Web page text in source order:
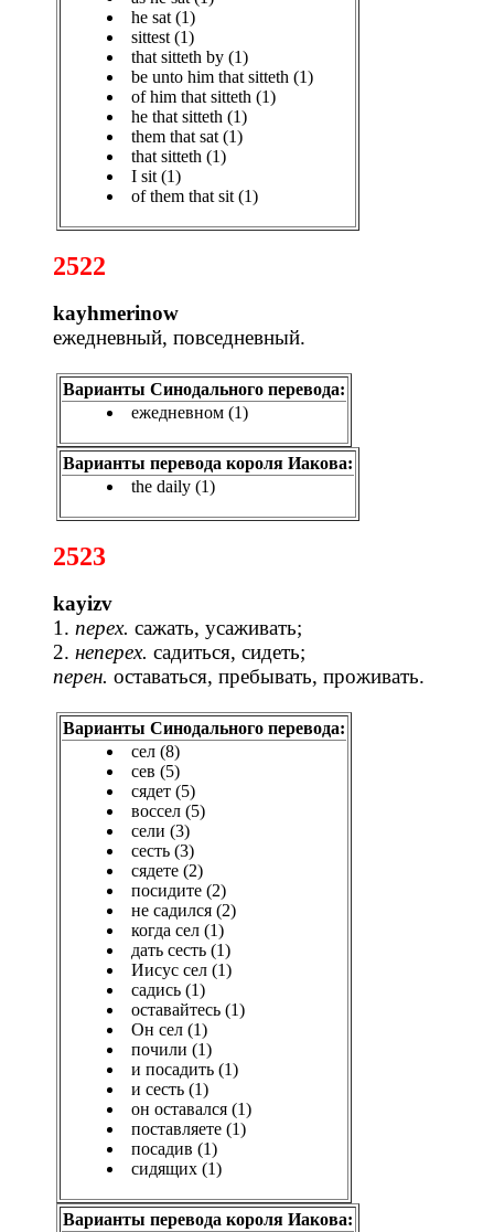
he sat (1)
sittest (1)
that sitteth by (1)
be unto him that sitteth (1)
of him that sitteth (1)
he that sitteth (1)
them that sat (1)
that sitteth (1)
I sit (1)
of them that sit (1)
2522
kayhmerinow
ежедневный, повседневный.
Варианты Синодального перевода:
ежедневном (1)
Варианты перевода короля Иакова:
the daily (1)
2523
kayizv
1. перех. сажать, усаживать;
2. неперех. садиться, сидеть;
перен. оставаться, пребывать, проживать.
Варианты Синодального перевода:
сел (8)
сев (5)
сядет (5)
воссел (5)
сели (3)
сесть (3)
сядете (2)
посидите (2)
не садился (2)
когда сел (1)
дать сесть (1)
Иисус сел (1)
садись (1)
оставайтесь (1)
Он сел (1)
почили (1)
и посадить (1)
и сесть (1)
он оставался (1)
поставляете (1)
посадив (1)
сидящих (1)
Варианты перевода короля Иакова: